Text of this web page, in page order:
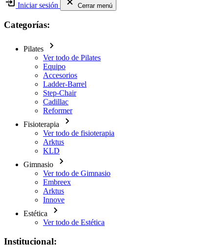
Iniciar sesión
Cerrar menú
Categorías:
Pilates
Ver todo de Pilates
Equipo
Accesorios
Ladder-Barrel
Step-Chair
Cadillac
Reformer
Fisioterapia
Ver todo de fisioterapia
Arktus
KLD
Gimnasio
Ver todo de Gimnasio
Embreex
Arktus
Innove
Estética
Ver todo de Estética
Institucional: